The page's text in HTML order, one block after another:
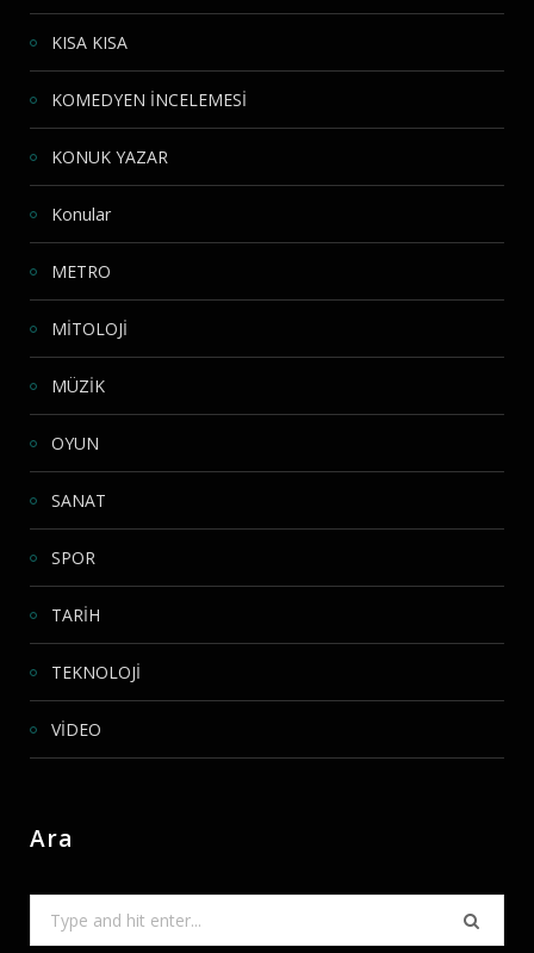
KISA KISA
KOMEDYEN İNCELEMESİ
KONUK YAZAR
Konular
METRO
MİTOLOJİ
MÜZİK
OYUN
SANAT
SPOR
TARİH
TEKNOLOJİ
VİDEO
Ara
for: